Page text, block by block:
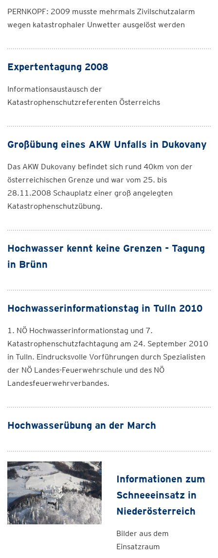
PERNKOPF: 2009 musste mehrmals Zivilschutzalarm
wegen katastrophaler Unwetter ausgelöst werden
Expertentagung 2008
Informationsaustausch der
Katastrophenschutzreferenten Österreichs
Großübung eines AKW Unfalls in Dukovany
Das AKW Dukovany befindet sich rund 40km von der
österreichischen Grenze und war vom 25. bis
28.11.2008 Schauplatz einer groß angelegten
Katastrophenschutzübung.
Hochwasser kennt keine Grenzen - Tagung
in Brünn
Hochwasserinformationstag in Tulln 2010
1. NÖ Hochwasserinformationstag und 7.
Katastrophenschutzfachtagung am 24. September 2010
in Tulln. Eindrucksvolle Vorführungen durch Spezialisten
der NÖ Landes-Feuerwehrschule und des NÖ
Landesfeuerwehrverbandes.
Hochwasserübung an der March
Informationen zum
Schneeeinsatz in
Niederösterreich
Bilder aus dem
Einsatzraum